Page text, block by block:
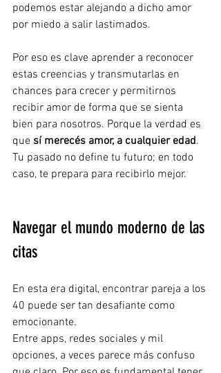
podemos estar alejando a dicho amor
por miedo a salir lastimados.
Por eso es clave aprender a reconocer
estas creencias y transmutarlas en
chances para crecer y permitirnos
recibir amor de forma que se sienta
bien para nosotros. Porque la verdad es
que sí merecés amor, a cualquier edad.
Tu pasado no define tu futuro; en todo
caso, te prepara para recibirlo mejor.
Navegar el mundo moderno de las
citas
En esta era digital, encontrar pareja a los
40 puede ser tan desafiante como
emocionante.
Entre apps, redes sociales y mil
opciones, a veces parece más confuso